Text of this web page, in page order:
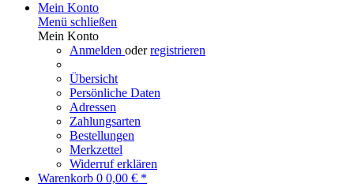
Mein Konto
Menü schließen
Mein Konto
Anmelden oderregistrieren
Übersicht
Persönliche Daten
Adressen
Zahlungsarten
Bestellungen
Merkzettel
Widerruf erklären
Warenkorb 0 0,00 € *